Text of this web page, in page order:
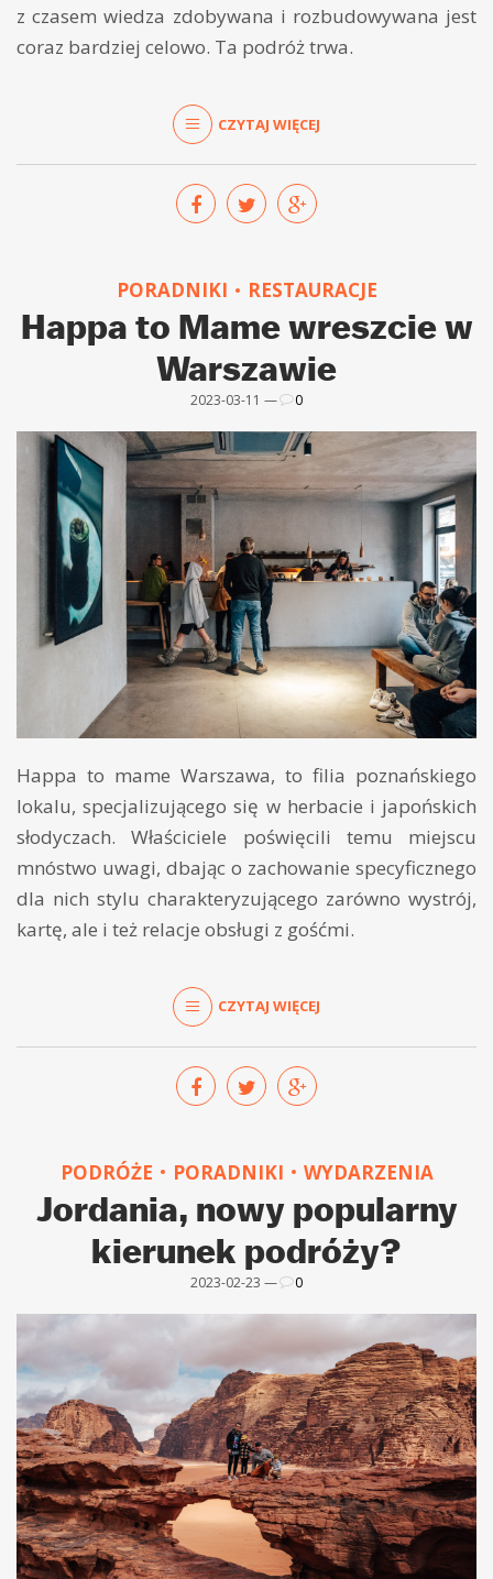
z czasem wiedza zdobywana i rozbudowywana jest
coraz bardziej celowo. Ta podróż trwa.
CZYTAJ WIĘCEJ
PORADNIKI RESTAURACJE
Happa to Mame wreszcie w
Warszawie
2023-03-11 — 0
Happa to mame Warszawa, to filia poznańskiego
lokalu, specjalizującego się w herbacie i japońskich
słodyczach. Właściciele poświęcili temu miejscu
mnóstwo uwagi, dbając o zachowanie specyficznego
dla nich stylu charakteryzującego zarówno wystrój,
kartę, ale i też relacje obsługi z gośćmi.
CZYTAJ WIĘCEJ
PODRÓŻE PORADNIKI WYDARZENIA
Jordania, nowy popularny
kierunek podróży?
2023-02-23 — 0